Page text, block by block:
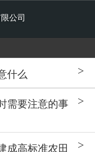
公司
什么
需要注意的事
成高标准农田